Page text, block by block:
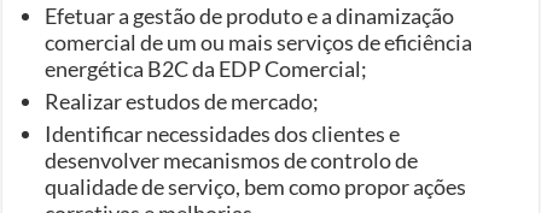
Efetuar a gestão de produto e a dinamização
comercial de um ou mais serviços de eficiência
energética B2C da EDP Comercial;
Realizar estudos de mercado;
Identificar necessidades dos clientes e
desenvolver mecanismos de controlo de
qualidade de serviço, bem como propor ações